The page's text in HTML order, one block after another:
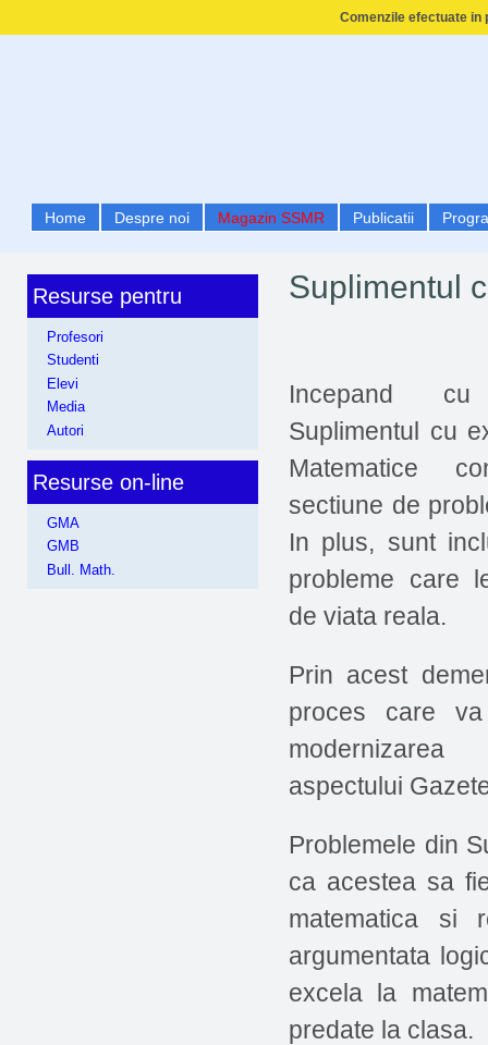
Comenzile efectuate in
Home Despre noi Magazin SSMR Publicatii
Suplimentul
Incepand
Suplimentul cu
Matematice
sectiune de
In plus, sunt
probleme care
de viata reala.
Prin acest
proces care
aspectului
Problemele din
ca acestea sa
matematica si
argumentata
excela la
predate la clasa.
Resurse pentru
Profesori
Studenti
Elevi
Media
Autori
Resurse on-line
GMA
GMB
Bull. Math.